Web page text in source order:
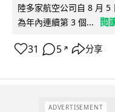
陸多家航空公司自 8 月 5
為年內連續第 3 個...
閱
31 5 ↗ 分享
ADVERTISEMENT